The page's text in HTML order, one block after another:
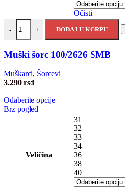
Očisti
- + DODAJ U KORPU
Muški šorc 100/2626 SMB
Muškarci, Šorcevi
3.290 rsd
Odaberite opcije
Brz pogled
Veličina
31
32
33
34
36
38
40